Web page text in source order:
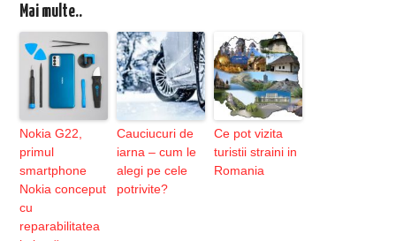
Mai multe..
Nokia G22,
primul
smartphone
Nokia conceput
cu
reparabilitatea
Cauciucuri de
iarna – cum le
alegi pe cele
potrivite?
Ce pot vizita
turistii straini in
Romania